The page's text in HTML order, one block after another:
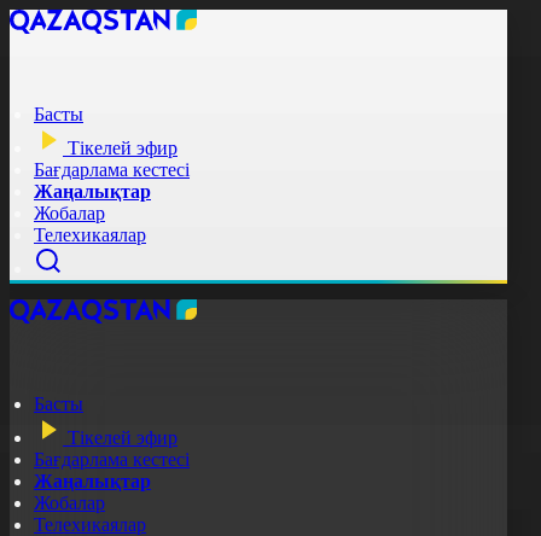
Басты
Тікелей эфир
Бағдарлама кестесі
Жаңалықтар
Жобалар
Телехикаялар
Басты
Тікелей эфир
Бағдарлама кестесі
Жаңалықтар
Жобалар
Телехикаялар